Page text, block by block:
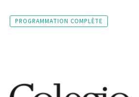
PROGRAMMATION COMPLÈTE